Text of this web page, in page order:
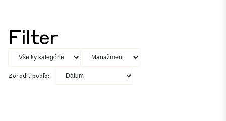
Filter
Zoradiť podľa: